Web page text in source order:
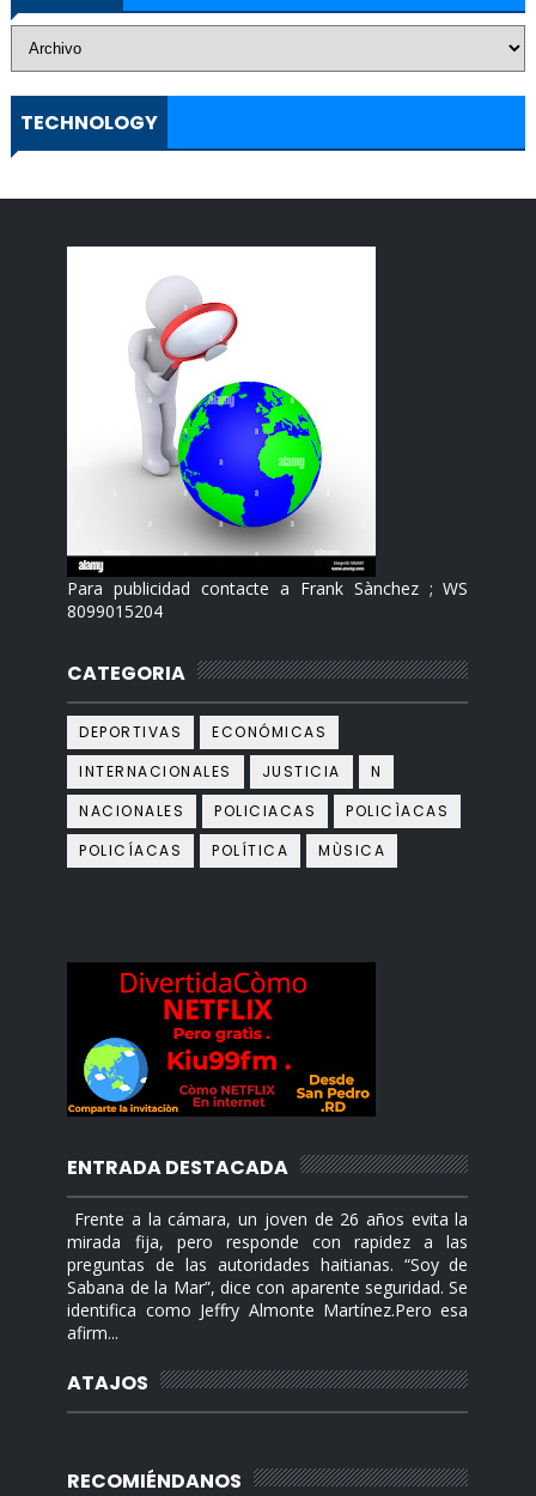
TECHNOLOGY
Para publicidad contacte a Frank Sànchez ; WS
8099015204
CATEGORIA
DEPORTIVAS
ECONÓMICAS
INTERNACIONALES
JUSTICIA
N
NACIONALES
POLICIACAS
POLICÌACAS
POLICÍACAS
POLÍTICA MÙSICA
ENTRADA DESTACADA
Frente a la cámara, un joven de 26 años evita la
mirada fija, pero responde con rapidez a las
preguntas de las autoridades haitianas. “Soy de
Sabana de la Mar”, dice con aparente seguridad. Se
identifica como Jeffry Almonte Martínez.Pero esa
afirm...
ATAJOS
RECOMIÉNDANOS